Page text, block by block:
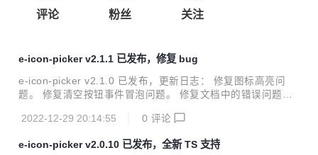
评论
粉丝 关注
e-icon-picker v2.1.1 已发布，修复 bug
e-icon-picker v2.1.0 已发布，更新日志： 修复图标高亮问
题。 修复清空按钮事件冒泡问题。 修复文档中的错误问题。
题。 修复点击图片时，鼠标样式。 修复input size属性。 修
问题。 修复输入框左侧图标大小导致高度和输入框高度不一致
2022-12-29 20:14:55 0 评论
e-icon-picker v2.0.10 已发布，全新 TS 支持